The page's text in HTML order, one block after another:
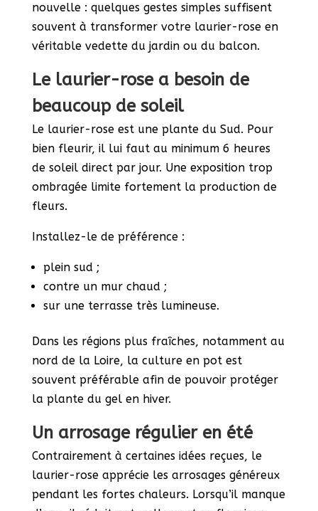
nouvelle : quelques gestes simples suffisent
souvent à transformer votre laurier-rose en
véritable vedette du jardin ou du balcon.
Le laurier-rose a besoin de
beaucoup de soleil
Le laurier-rose est une plante du Sud. Pour
bien fleurir, il lui faut au minimum 6 heures
de soleil direct par jour. Une exposition trop
ombragée limite fortement la production de
fleurs.
Installez-le de préférence :
plein sud ;
contre un mur chaud ;
sur une terrasse très lumineuse.
Dans les régions plus fraîches, notamment au
nord de la Loire, la culture en pot est
souvent préférable afin de pouvoir protéger
la plante du gel en hiver.
Un arrosage régulier en été
Contrairement à certaines idées reçues, le
laurier-rose apprécie les arrosages généreux
pendant les fortes chaleurs. Lorsqu’il manque